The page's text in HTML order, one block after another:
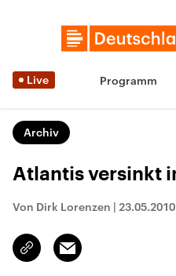
Live Programm
Archiv
Atlantis versinkt
Von Dirk Lorenzen | 23.05.2010
Link
kopieren/teilen
Email